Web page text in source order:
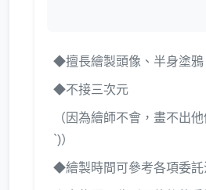
◆擅長繪製頭像、半身塗鴉
◆不接三次元
（因為繪師不會，畫不出
`)）
◆繪製時間可參考各項委託